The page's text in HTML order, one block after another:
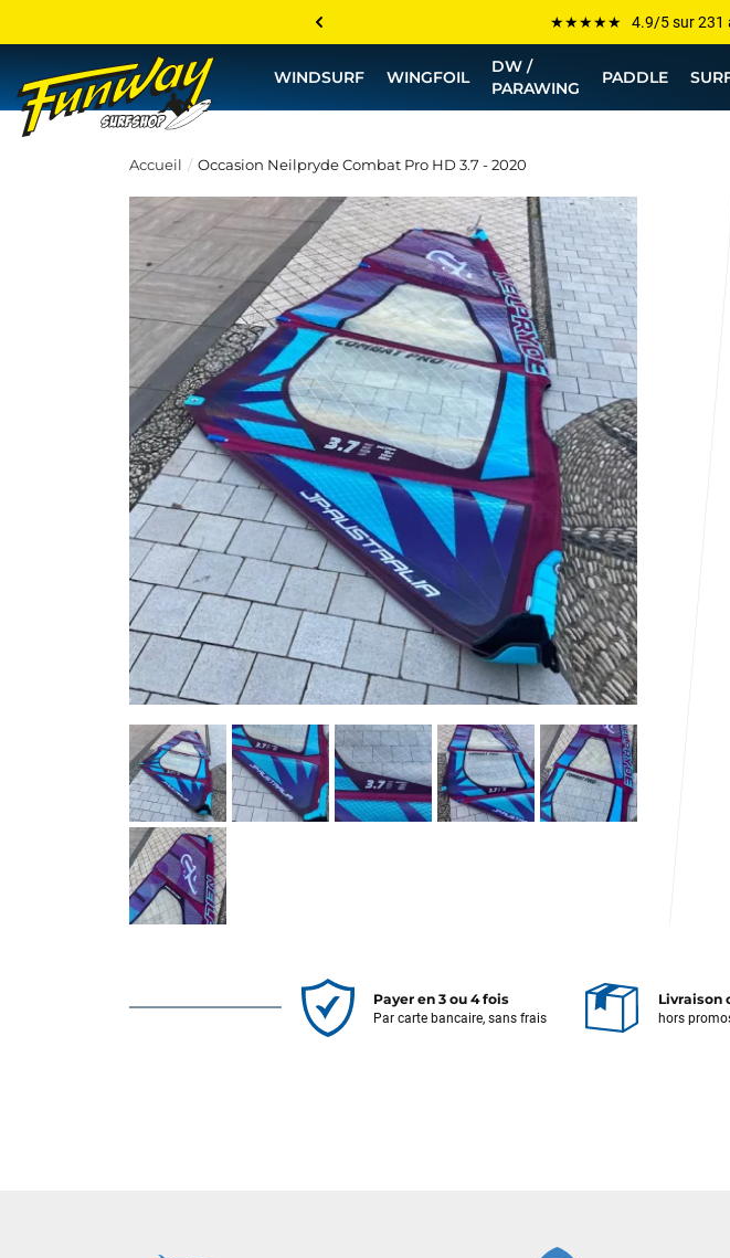
Les plus grandes marques
💰 Meilleur prix garanti —
WINDSURF WINGFOIL
DW /
PARAWING
PADDLE
Accueil Occasion Neilpryde Combat Pro HD 3.7 - 2020
Payer en 3 ou 4 fois
Par carte bancaire, sans frais
Livraison
hors